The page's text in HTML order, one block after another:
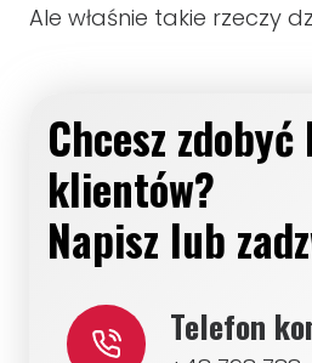
Ale właśnie takie rzeczy
Chcesz
klientów?
Napisz lub
Telefon